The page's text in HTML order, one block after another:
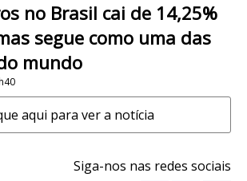
no Brasil cai de 14,25%
segue como uma das
mundo
aqui para ver a notícia
Siga-nos nas redes sociais